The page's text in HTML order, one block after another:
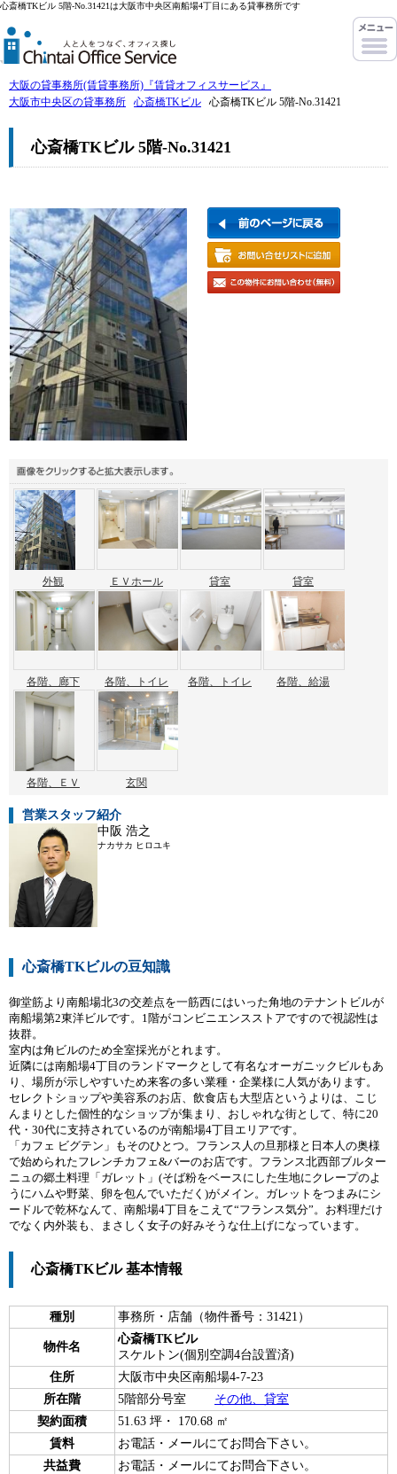
心斎橋TKビル 5階-No.31421は大阪市中央区南船場4丁目にある貸事務所です
大阪の貸事務所(賃貸事務所)『賃貸オフィスサービス』
大阪市中央区の貸事務所
心斎橋TKビル 心斎橋TKビル 5階-No.31421
心斎橋TKビル 5階-No.31421
外観 ＥＶホール 貸室 貸室
各階、廊下 各階、トイレ 各階、トイレ 各階、給湯
各階、ＥＶ 玄関
営業スタッフ紹介
中阪 浩之
ナカサカ ヒロユキ
心斎橋TKビルの豆知識
御堂筋より南船場北3の交差点を一筋西にはいった角地のテナントビルが
南船場第2東洋ビルです。1階がコンビニエンスストアですので視認性は
抜群。
室内は角ビルのため全室採光がとれます。
近隣には南船場4丁目のランドマークとして有名なオーガニックビルもあ
り、場所が示しやすいため来客の多い業種・企業様に人気があります。
セレクトショップや美容系のお店、飲食店も大型店というよりは、こじ
んまりとした個性的なショップが集まり、おしゃれな街として、特に20
代・30代に支持されているのが南船場4丁目エリアです。
「カフェ ビグテン」もそのひとつ。フランス人の旦那様と日本人の奥様
で始められたフレンチカフェ&バーのお店です。フランス北西部ブルター
ニュの郷土料理「ガレット」(そば粉をベースにした生地にクレープのよ
うにハムや野菜、卵を包んでいただく)がメイン。ガレットをつまみにシ
ードルで乾杯なんて、南船場4丁目をこえて“フランス気分”。お料理だけ
でなく内外装も、まさしく女子の好みそうな仕上げになっています。
心斎橋TKビル 基本情報
種別 事務所・店舗（物件番号：31421）
物件名
心斎橋TKビル
スケルトン(個別空調4台設置済)
住所
大阪市中央区南船場4-7-23
所在階
5階部分号室 その他、貸室
契約面積
51.63 坪・ 170.68 ㎡
賃料
お電話・メールにてお問合下さい。
共益費
お電話・メールにてお問合下さい。